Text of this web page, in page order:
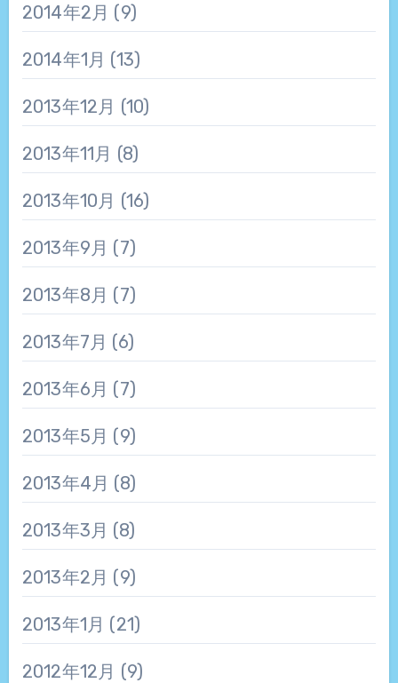
2014年2月 (9)
2014年1月 (13)
2013年12月 (10)
2013年11月 (8)
2013年10月 (16)
2013年9月 (7)
2013年8月 (7)
2013年7月 (6)
2013年6月 (7)
2013年5月 (9)
2013年4月 (8)
2013年3月 (8)
2013年2月 (9)
2013年1月 (21)
2012年12月 (9)